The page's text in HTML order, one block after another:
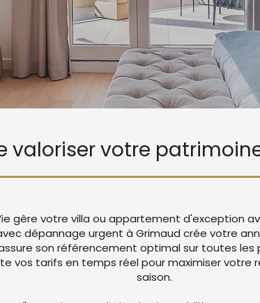
valoriser votre
gère votre villa ou appartement d'exception
dépannage urgent à Grimaud crée votre
son référencement optimal sur toutes les
vos tarifs en temps réel pour maximiser votre
saison.